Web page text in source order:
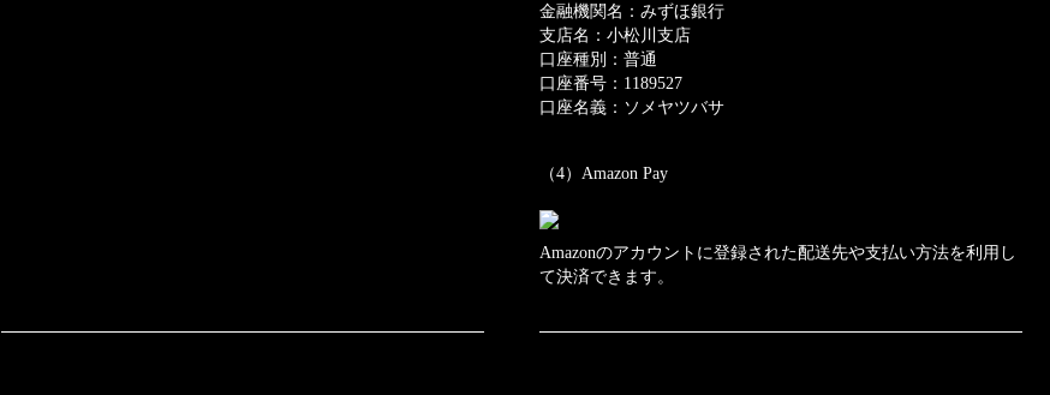
金融機関名：みずほ銀行
支店名：小松川支店
口座種別：普通
口座番号：1189527
口座名義：ソメヤツバサ
（4）Amazon Pay
Amazonのアカウントに登録された配送先や支払い方法を利用し
て決済できます。